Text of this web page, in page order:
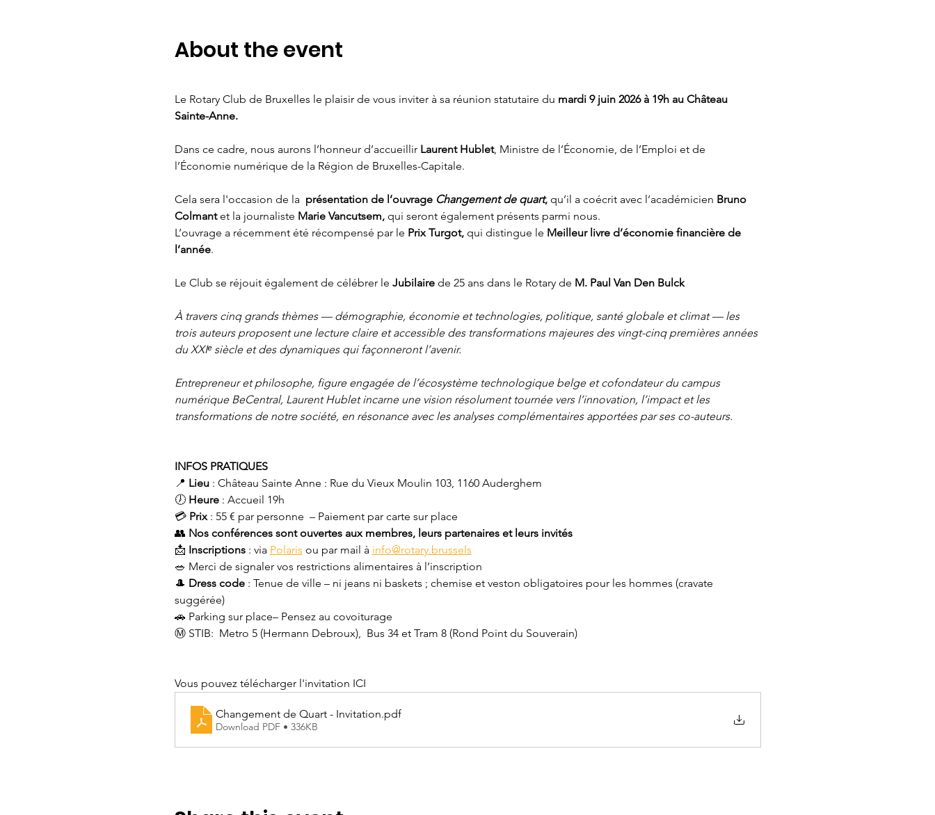
About the event
Le Rotary Club de Bruxelles le plaisir de vous inviter à sa réunion statutaire du mardi 9 juin 2026 à 19h au Château
Sainte-Anne.
Dans ce cadre, nous aurons l’honneur d’accueillir Laurent Hublet, Ministre de l’Économie, de l’Emploi et de
l’Économie numérique de la Région de Bruxelles-Capitale.
Cela sera l'occasion de la présentation de l’ouvrage Changement de quart, qu’il a coécrit avec l’académicien Bruno
Colmant et la journaliste Marie Vancutsem, qui seront également présents parmi nous.
L’ouvrage a récemment été récompensé par le Prix Turgot, qui distingue le Meilleur livre d’économie financière de
l’année.
Le Club se réjouit également de célébrer le Jubilaire de 25 ans dans le Rotary de M. Paul Van Den Bulck
À travers cinq grands thèmes — démographie, économie et technologies, politique, santé globale et climat — les
trois auteurs proposent une lecture claire et accessible des transformations majeures des vingt-cinq premières années
du XXIᵉ siècle et des dynamiques qui façonneront l’avenir.
Entrepreneur et philosophe, figure engagée de l’écosystème technologique belge et cofondateur du campus
numérique BeCentral, Laurent Hublet incarne une vision résolument tournée vers l’innovation, l’impact et les
transformations de notre société, en résonance avec les analyses complémentaires apportées par ses co-auteurs.
INFOS PRATIQUES
📍 Lieu : Château Sainte Anne : Rue du Vieux Moulin 103, 1160 Auderghem
🕖 Heure : Accueil 19h
💳 Prix : 55 € par personne  – Paiement par carte sur place
👥 Nos conférences sont ouvertes aux membres, leurs partenaires et leurs invités
📩 Inscriptions : via Polaris ou par mail à info@rotary.brussels
🥗 Merci de signaler vos restrictions alimentaires à l’inscription
🎩 Dress code : Tenue de ville – ni jeans ni baskets ; chemise et veston obligatoires pour les hommes (cravate
suggérée)
🚗 Parking sur place– Pensez au covoiturage
Ⓜ️ STIB:  Metro 5 (Hermann Debroux),  Bus 34 et Tram 8 (Rond Point du Souverain)
Vous pouvez télécharger l'invitation ICI
Changement de Quart - Invitation.pdf
Download PDF • 336KB